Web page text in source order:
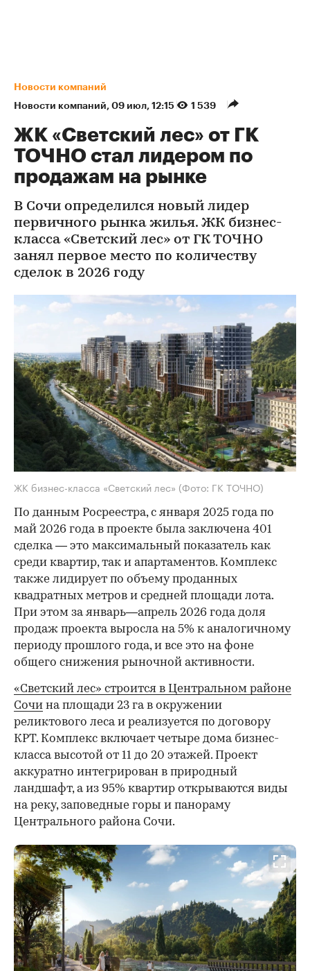
Новости компаний
Новости компаний⁠, 09 июл, 12:15 1 539
ЖК «Светский лес» от ГК
ТОЧНО стал лидером по
продажам на рынке
В Сочи определился новый лидер
первичного рынка жилья. ЖК бизнес-
класса «Светский лес» от ГК ТОЧНО
занял первое место по количеству
сделок в 2026 году
ЖК бизнес-класса «Светский лес» (Фото: ГК ТОЧНО)
По данным Росреестра, с января 2025 года по
май 2026 года в проекте была заключена 401
сделка — это максимальный показатель как
среди квартир, так и апартаментов. Комплекс
также лидирует по объему проданных
квадратных метров и средней площади лота.
При этом за январь—апрель 2026 года доля
продаж проекта выросла на 5% к аналогичному
периоду прошлого года, и все это на фоне
общего снижения рыночной активности.
«Светский лес» строится в Центральном районе
Сочи на площади 23 га в окружении
реликтового леса и реализуется по договору
КРТ. Комплекс включает четыре дома бизнес-
класса высотой от 11 до 20 этажей. Проект
аккуратно интегрирован в природный
ландшафт, а из 95% квартир открываются виды
на реку, заповедные горы и панораму
Центрального района Сочи.